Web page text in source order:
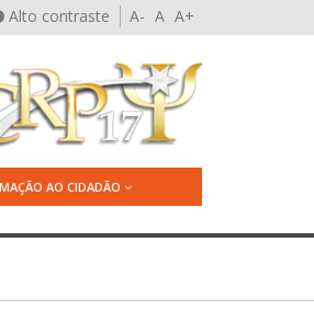
Alto contraste A- A A+
AO CIDADÃO